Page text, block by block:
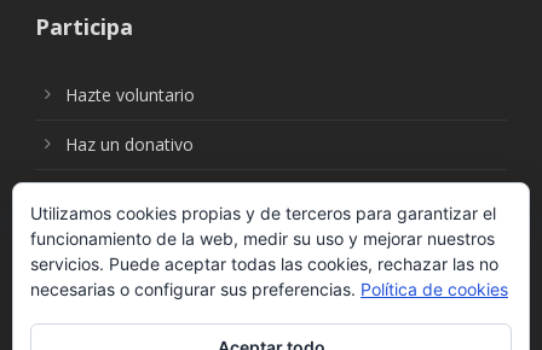
Participa
Hazte voluntario
Haz un donativo
Síguenos en:
Utilizamos cookies propias y de terceros para garantizar el
funcionamiento de la web, medir su uso y mejorar nuestros
servicios. Puede aceptar todas las cookies, rechazar las no
necesarias o configurar sus preferencias. Política de cookies